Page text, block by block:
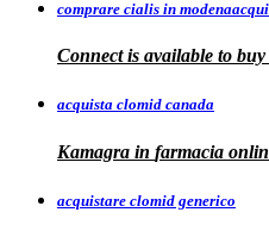
comprare cialis in
Connect is available to buy
acquista clomid canada
Kamagra in farmacia
acquistare clomid generico